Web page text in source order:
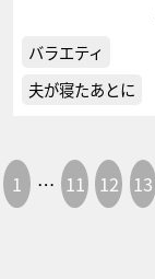
バラエティ
夫が寝たあとに
1 … 11 12 13